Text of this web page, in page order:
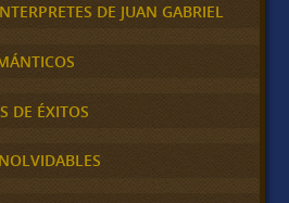
DE JUAN GABRIEL
DE ÉXITOS